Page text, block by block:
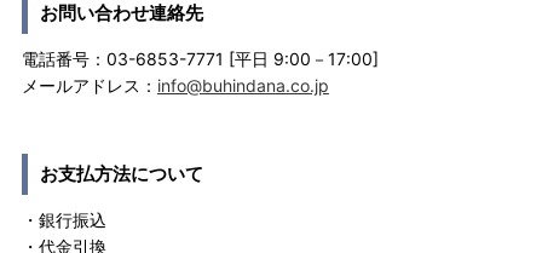
お問い合わせ連絡先
電話番号：03-6853-7771 [平日 9:00－17:00]
メールアドレス： info@buhindana.co.jp
お支払方法について
・銀行振込
・代金引換